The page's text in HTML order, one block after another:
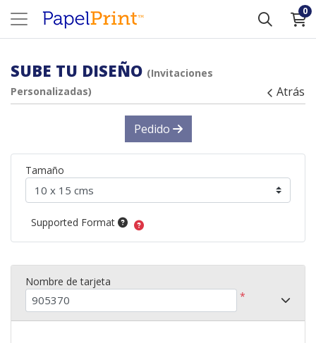
0
SUBE TU DISEÑO (Invitaciones
Personalizadas)
Atrás
Pedido
Tamaño
Supported Format
Nombre de tarjeta
*